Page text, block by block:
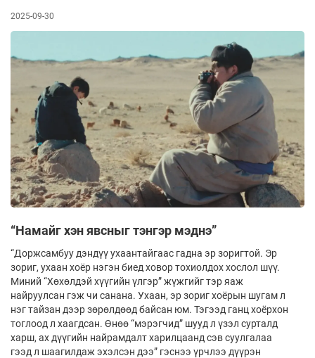
2025-09-30
“Намайг хэн явсныг тэнгэр мэднэ”
“Доржсамбуу дэндүү ухаантайгаас гадна эр зоригтой. Эр
зориг, ухаан хоёр нэгэн биед ховор тохиолдох хослол шүү.
Миний “Хөхөлдэй хүүгийн үлгэр” жүжгийг тэр яаж
найруулсан гэж чи санана. Ухаан, эр зориг хоёрын шугам л
нэг тайзан дээр зөрөлдөөд байсан юм. Тэгээд ганц хоёрхон
тоглоод л хаагдсан. Өнөө “мэрэгчид” шууд л үзэл сурталд
харш, ах дүүгийн найрамдалт харилцаанд сэв суулгалаа
гээд л шаагилдаж эхэлсэн дээ” гэснээ үрчлээ дүүрэн